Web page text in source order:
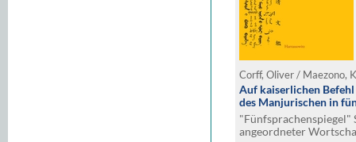
Auf kaiserlichen
des Manjurischen in
"Fünfsprachenspiegel"
angeordneter